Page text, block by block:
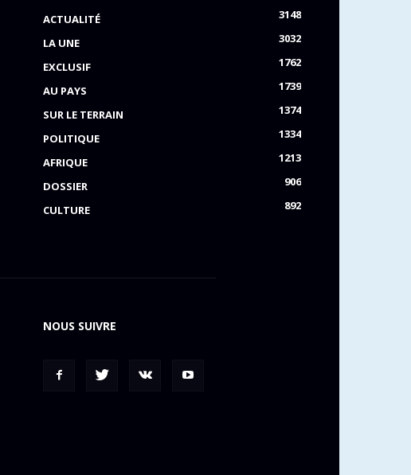
ACTUALITÉ
3148
LA UNE
3032
EXCLUSIF
1762
AU PAYS
1739
SUR LE TERRAIN
1374
POLITIQUE
1334
AFRIQUE
1213
DOSSIER
906
CULTURE
892
NOUS SUIVRE